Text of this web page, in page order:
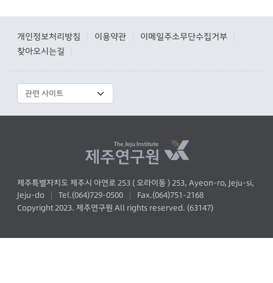
개인정보처리방침 이용약관 이메일주소무단수집거부
찾아오시는길
제주특별자치도 제주시 아연로 253 ( 오라이동 ) 253, Ayeon-ro, Jeju-si,
Jeju-do
| Tel.(064)729-0500 |
Fax.(064)751-2168
Copyright 2023. 제주연구원 All rights reserved. (63147)